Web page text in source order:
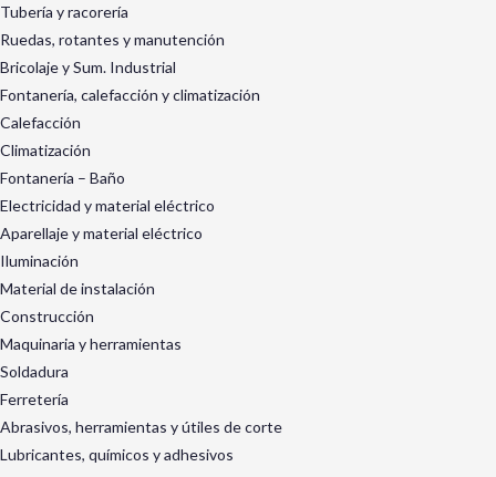
Tubería y racorería
Ruedas, rotantes y manutención
Bricolaje y Sum. Industrial
Fontanería, calefacción y climatización
Calefacción
Climatización
Fontanería – Baño
Electricidad y material eléctrico
Aparellaje y material eléctrico
Iluminación
Material de instalación
Construcción
Maquinaria y herramientas
Soldadura
Ferretería
Abrasivos, herramientas y útiles de corte
Lubricantes, químicos y adhesivos